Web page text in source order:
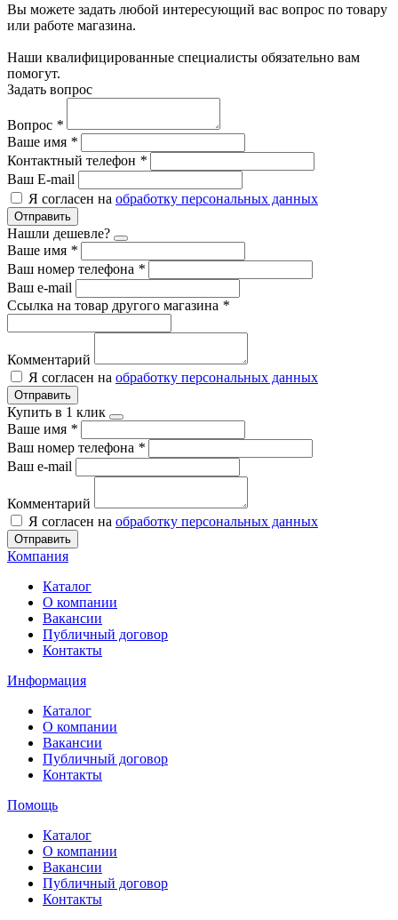
Вы можете задать любой интересующий вас вопрос по товару
или работе магазина.
Наши квалифицированные специалисты обязательно вам
помогут.
Задать вопрос
Вопрос *
Ваше имя *
Контактный телефон *
Ваш E-mail
Я согласен на обработку персональных данных
Отправить
Нашли дешевле?
Ваше имя *
Ваш номер телефона *
Ваш e-mail
Ссылка на товар другого магазина *
Комментарий
Я согласен на обработку персональных данных
Отправить
Купить в 1 клик
Ваше имя *
Ваш номер телефона *
Ваш e-mail
Комментарий
Я согласен на обработку персональных данных
Отправить
Компания
Каталог
О компании
Вакансии
Публичный договор
Контакты
Информация
Каталог
О компании
Вакансии
Публичный договор
Контакты
Помощь
Каталог
О компании
Вакансии
Публичный договор
Контакты